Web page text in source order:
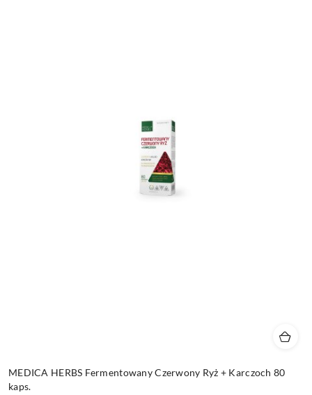
MEDICA HERBS Fermentowany Czerwony Ryż + Karczoch 80
kaps.